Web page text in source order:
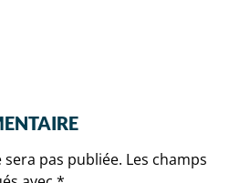
pas publiée. Les champs